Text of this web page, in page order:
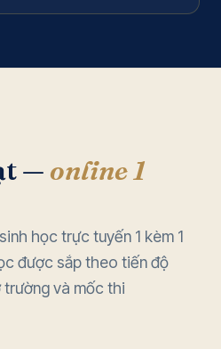
— online 1
học trực tuyến 1 kèm 1
được sắp theo tiến độ
trường và mốc thi